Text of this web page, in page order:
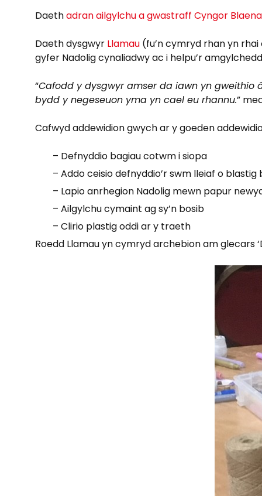
Daethadran ailgylchu a gwastraff Cyngor
Daeth dysgwyr Llamau (fu’n cymryd rhan yn
gyfer Nadolig cynaliadwy ac i helpu’r
“Cafodd y dysgwyr amser da iawn yn gweithio
bydd y negeseuon yma yn cael eu rhannu.”
Cafwyd addewidion gwych ar y goeden
– Defnyddio bagiau cotwm i siopa
– Addo ceisio defnyddio’r swm lleiaf o blastig
– Lapio anrhegion Nadolig mewn papur
– Ailgylchu cymaint ag sy’n bosib
– Clirio plastig oddi ar y traeth
Roedd Llamau yn cymryd archebion am glecars